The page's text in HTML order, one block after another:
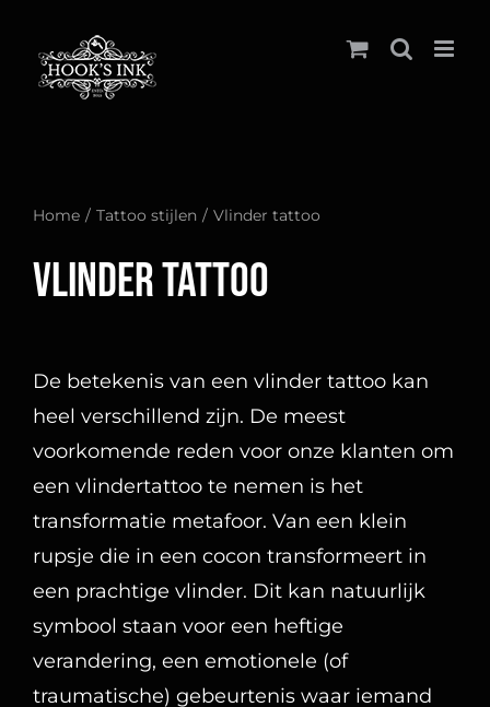
naar
inhoud
Home Tattoo stijlen Vlinder tattoo
Vlinder tattoo
De betekenis van een vlinder tattoo kan
heel verschillend zijn. De meest
voorkomende reden voor onze klanten om
een vlindertattoo te nemen is het
transformatie metafoor. Van een klein
rupsje die in een cocon transformeert in
een prachtige vlinder. Dit kan natuurlijk
symbool staan voor een heftige
verandering, een emotionele (of
traumatische) gebeurtenis waar iemand